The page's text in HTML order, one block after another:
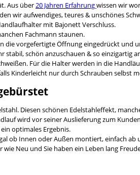
Aus über20 Jahren Erfahrungwissen wir
wir aufwendiges, teures & unschönes
mit Bajonett Verschluss.
Fachmann staunen.
vorgefertigte Öffnung eingedrückt und
stabil, schön anzuschauen & so einzigartig
Für die Halter werden in die
Kinderleicht nur durch Schrauben selbst
Diesen schönen Edelstahleffekt,
wird vor seiner Auslieferung zum
optimales Ergebnis.
ob Innen oder Außen montiert, einfach
Neu und Sie haben ein Leben lang